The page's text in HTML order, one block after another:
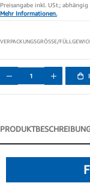
Preisangabe inkl. USt.;
Mehr Informationen.
VERPACKUNGSGRÖSSE/